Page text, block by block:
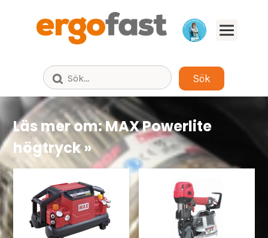
Läs mer om: MAX Powerlite
högtryck »
Bläddra fram till säljaren för ditt
produktområde i din del av Sverige.